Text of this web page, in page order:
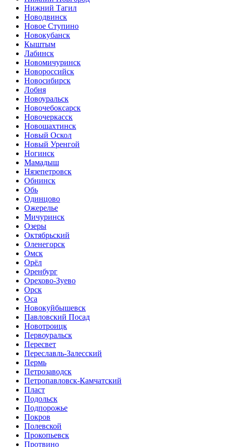
Нижний Тагил
Новодвинск
Новое Ступино
Новокубанск
Кыштым
Лабинск
Новомичуринск
Новороссийск
Новосибирск
Лобня
Новоуральск
Новочебоксарск
Новочеркасск
Новошахтинск
Новый Оскол
Новый Уренгой
Ногинск
Мамадыш
Нязепетровск
Обнинск
Обь
Одинцово
Ожерелье
Мичуринск
Озеры
Октябрьский
Оленегорск
Омск
Орёл
Оренбург
Орехово-Зуево
Орск
Оса
Новокуйбышевск
Павловский Посад
Новотроицк
Первоуральск
Пересвет
Переславль-Залесский
Пермь
Петрозаводск
Петропавловск-Камчатский
Пласт
Подольск
Подпорожье
Покров
Полевской
Прокопьевск
Протвино